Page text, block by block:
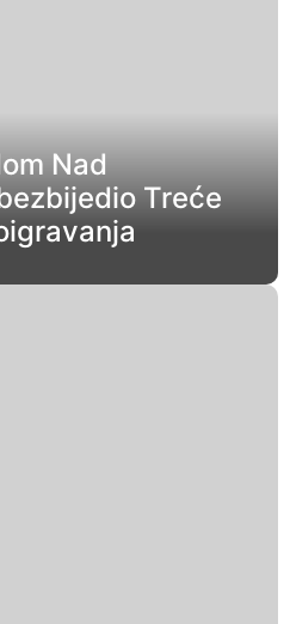
Nad
Treće